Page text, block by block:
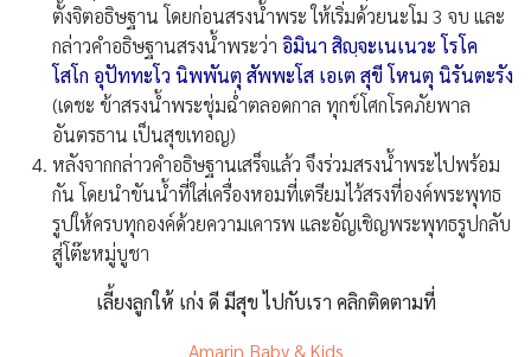
ตั้งจิตอธิษฐาน โดยก่อนสรงน้ำพระ ให้เริ่มด้วยนะโม 3 จบ และ
กล่าวคำอธิษฐานสรงน้ำพระว่า อิมินา สิญฺจะเนเนวะ โรโค
โสโก อุปัททะโว นิพพันตุ สัพพะโส เอเต สุขี โหนตุ นิรันตะรัง
(เดชะ ข้าสรงน้ำพระชุ่มฉ่ำตลอดกาล ทุกข์โศกโรคภัยพาล
อันตรธาน เป็นสุขเทอญ)
หลังจากกล่าวคำอธิษฐานเสร็จแล้ว จึงร่วมสรงน้ำพระไปพร้อม
กัน โดยนำขันน้ำที่ใส่เครื่องหอมที่เตรียมไว้สรงที่องค์พระพุทธ
รูปให้ครบทุกองค์ด้วยความเคารพ และอัญเชิญพระพุทธรูปกลับ
สู่โต๊ะหมู่บูชา
เลี้ยงลูกให้ เก่ง ดี มีสุข ไปกับเรา คลิกติดตามที่
Amarin Baby & Kids